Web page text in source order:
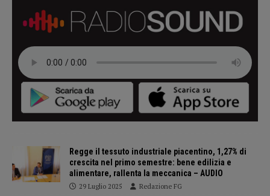
Regge il tessuto industriale piacentino, 1,27% di
crescita nel primo semestre: bene edilizia e
alimentare, rallenta la meccanica – AUDIO
29 Luglio 2025 Redazione FG